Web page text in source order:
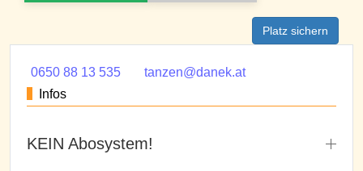
Platz sichern
0650 88 13 535
tanzen@danek.at
Infos
KEIN Abosystem!